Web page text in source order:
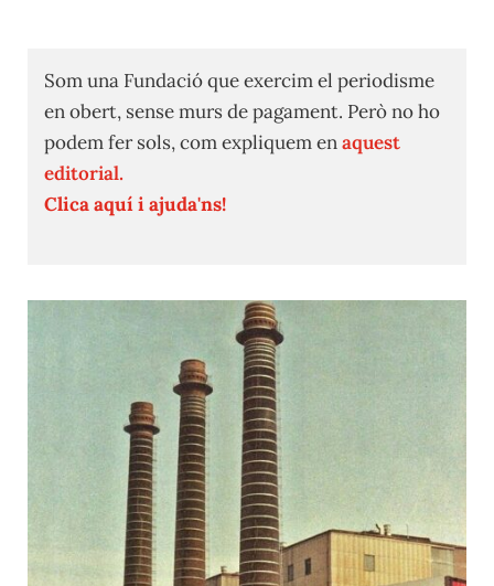
Som una Fundació que exercim el periodisme
en obert, sense murs de pagament. Però no ho
podem fer sols, com expliquem enaquest
editorial.
Clica aquí i ajuda'ns!